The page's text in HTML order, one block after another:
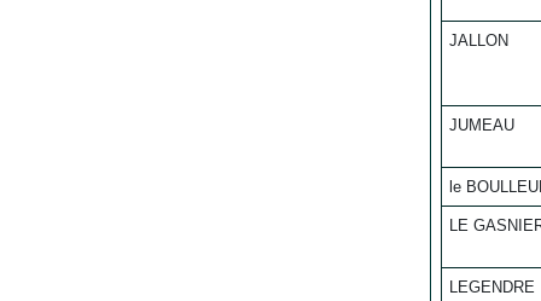
JALLON
JUMEAU
le
LE
LEGENDRE